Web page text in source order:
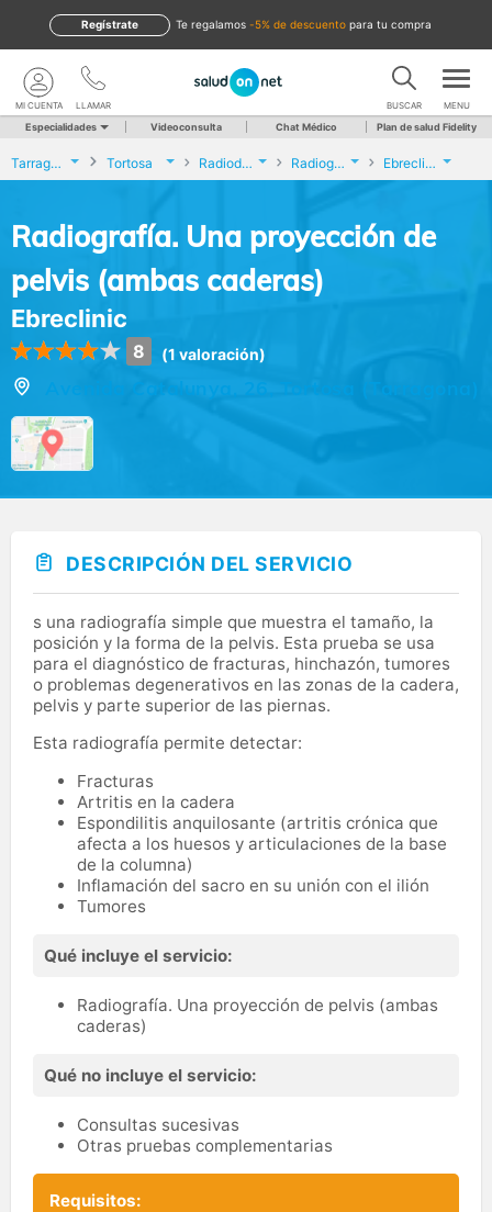
te regalamos -5% de descuento para tu compra
Regístrate
LLAMAR
MI CUENTA BUSCAR MENU
Especialidades Videoconsulta Chat Médico Plan de salud Fidelity
Tarragona Tortosa Radiodiagnóstico Radiografía. Una proyección de pelvis (ambas caderas) Ebreclinic
Radiografía. Una proyección de
pelvis (ambas caderas)
Ebreclinic
8 (1 valoración)
DESCRIPCIÓN DEL SERVICIO
s una radiografía simple que muestra el tamaño, la
posición y la forma de la pelvis. Esta prueba se usa
para el diagnóstico de fracturas, hinchazón, tumores
o problemas degenerativos en las zonas de la cadera,
pelvis y parte superior de las piernas.
Esta radiografía permite detectar:
Fracturas
Artritis en la cadera
Espondilitis anquilosante (artritis crónica que
afecta a los huesos y articulaciones de la base
de la columna)
Inflamación del sacro en su unión con el ilión
Tumores
Qué incluye el servicio:
Radiografía. Una proyección de pelvis (ambas
caderas)
Qué no incluye el servicio:
Consultas sucesivas
Otras pruebas complementarias
Requisitos: